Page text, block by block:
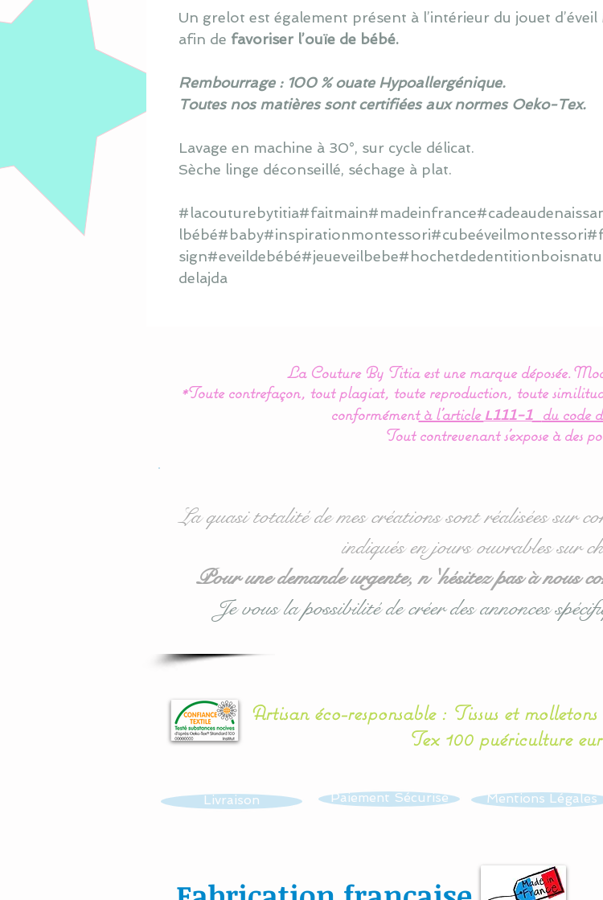
Un grelot est également présent à l’intérieur du jouet
afin de favoriser l’ouïe de bébé.
Rembourrage : 100 % ouate Hypoallergénique.
Toutes nos matières sont certifiées aux normes Oeko-Tex.
Lavage en machine à 30°, sur cycle délicat.
Sèche linge déconseillé, séchage à plat.
delajda
La Couture By Titia est une marque déposée.
*Toute contrefaçon, tout plagiat, toute reproduction, toute
conformémentà l’article L111-1
du code
Tout contrevenant s'expose à des
La quasi totalité de mes créations sont réalisées sur
indiqués en jours ouvrables sur
Pour une demande urgente, n 'hésitez pas à nous
Je vous la possibilité de créer des annonces
Artisan éco-responsable : Tissus et
Tex 100 puériculture
Livraison Paiement Sécurisé Mentions Légales